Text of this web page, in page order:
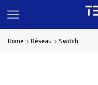
Home Réseau Switch